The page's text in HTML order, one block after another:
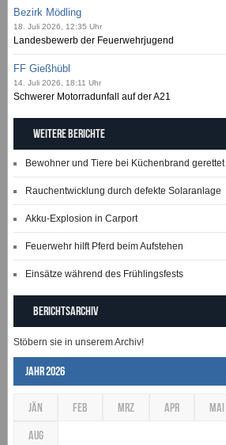
Bezirk Mödling
18. Juli 2026, 12:35 Uhr
Landesbewerb der Feuerwehrjugend
FF Gießhübl
14. Juli 2026, 18:11 Uhr
Schwerer Motorradunfall auf der A21
Weitere Berichte
Bewohner und Tiere bei Küchenbrand gerettet
Rauchentwicklung durch defekte Solaranlage
Akku-Explosion in Carport
Feuerwehr hilft Pferd beim Aufstehen
Einsätze während des Frühlingsfests
Berichtsarchiv
Stöbern sie in unserem Archiv!
Jahr 2026
JÄN FEB MRZ APR MAI
AUG